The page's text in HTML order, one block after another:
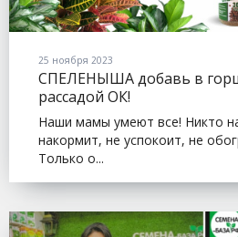
25 ноября 2023
СПЕЛЕНЫША добавь в
рассадой ОК!
Наши мамы умеют все! Никто
накормит, не успокоит, не
Только о...